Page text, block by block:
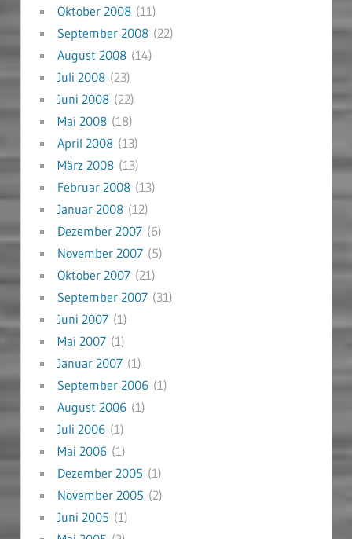
Oktober 2008(11)
September 2008(22)
August 2008(14)
Juli 2008(23)
Juni 2008(22)
Mai 2008(18)
April 2008(13)
März 2008(13)
Februar 2008(13)
Januar 2008(12)
Dezember 2007(6)
November 2007(5)
Oktober 2007(21)
September 2007(31)
Juni 2007(1)
Mai 2007(1)
Januar 2007(1)
September 2006(1)
August 2006(1)
Juli 2006(1)
Mai 2006(1)
Dezember 2005 (1)
November 2005 (2)
Juni 2005 (1)